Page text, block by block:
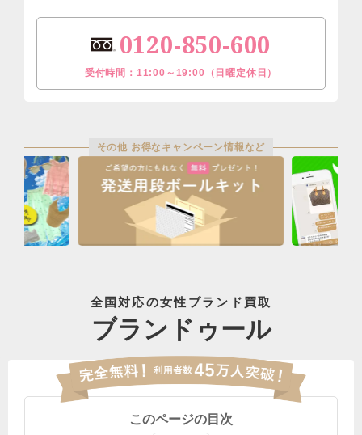
0120-850-600
受付時間：11:00～19:00（日曜定休日）
その他 お得なキャンペーン情報など
全国対応の女性ブランド買取
ブランドゥール
このページの目次